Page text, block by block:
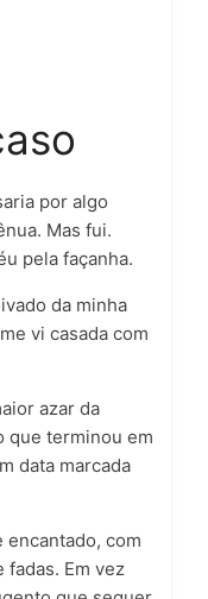
por algo
Mas fui.
pela façanha.
da minha
vi casada com
azar da
que terminou em
data marcada
com
Em vez